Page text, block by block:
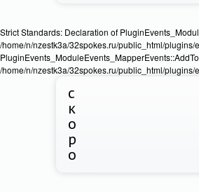
Strict Standards: Declaration of
/home/n/nzestk3a/32spokes.ru/public_html/
/home/n/nzestk3a/32spokes.ru/public_html/
с
к
о
р
о